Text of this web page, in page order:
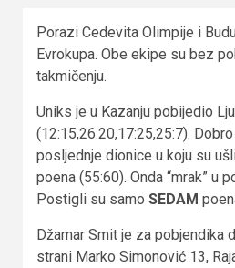
Porazi Cedevita Olimpije i
Evrokupa. Obe ekipe su bez
takmičenju.
Uniks je u Kazanju pobijedio
(12:15,26.20,17:25,25:7).
posljednje dionice u koju su
poena (55:60). Onda “mrak” u
Postigli su samo SEDAM
Džamar Smit je za pobjendika
strani Marko Simonović 13,